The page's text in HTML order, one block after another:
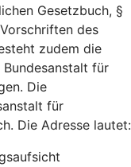
Gesetzbuch, §
des
zudem die
für
Die
für
Die Adresse lautet: